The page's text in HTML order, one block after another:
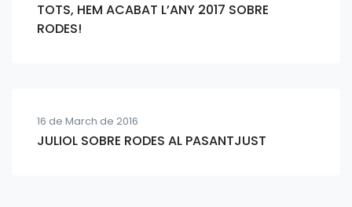
TOTS, HEM ACABAT L’ANY 2017 SOBRE
RODES!
16 de March de 2016
JULIOL SOBRE RODES AL PASANTJUST